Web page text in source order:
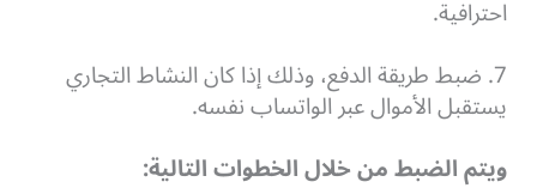
احترافية.
7. ضبط طريقة الدفع، وذلك إذا كان النشاط التجاري
يستقبل الأموال عبر الواتساب نفسه.
ويتم الضبط من خلال الخطوات التالية: